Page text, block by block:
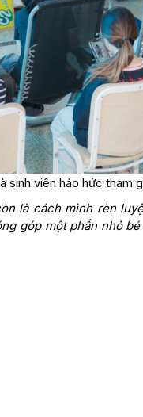
sinh viên háo hức tham
là cách mình rèn
góp một phần nhỏ